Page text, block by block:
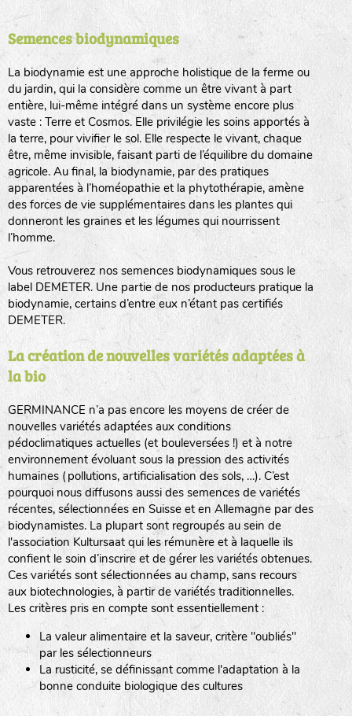
Semences biodynamiques
La biodynamie est une approche holistique de la ferme ou
du jardin, qui la considère comme un être vivant à part
entière, lui-même intégré dans un système encore plus
vaste : Terre et Cosmos. Elle privilégie les soins apportés à
la terre, pour vivifier le sol. Elle respecte le vivant, chaque
être, même invisible, faisant parti de l’équilibre du domaine
agricole. Au final, la biodynamie, par des pratiques
apparentées à l’homéopathie et la phytothérapie, amène
des forces de vie supplémentaires dans les plantes qui
donneront les graines et les légumes qui nourrissent
l’homme.
Vous retrouverez nos semences biodynamiques sous le
label DEMETER. Une partie de nos producteurs pratique la
biodynamie, certains d’entre eux n’étant pas certifiés
DEMETER.
La création de nouvelles variétés adaptées à
la bio
GERMINANCE n’a pas encore les moyens de créer de
nouvelles variétés adaptées aux conditions
pédoclimatiques actuelles (et bouleversées !) et à notre
environnement évoluant sous la pression des activités
humaines (pollutions, artificialisation des sols, …). C’est
pourquoi nous diffusons aussi des semences de variétés
récentes, sélectionnées en Suisse et en Allemagne par des
biodynamistes. La plupart sont regroupés au sein de
l'association Kultursaat qui les rémunère et à laquelle ils
confient le soin d’inscrire et de gérer les variétés obtenues.
Ces variétés sont sélectionnées au champ, sans recours
aux biotechnologies, à partir de variétés traditionnelles.
Les critères pris en compte sont essentiellement :
La valeur alimentaire et la saveur, critère "oubliés"
par les sélectionneurs
La rusticité, se définissant comme l'adaptation à la
bonne conduite biologique des cultures
BINGENHEIMER SAATGUT (BGH)
www.bingenheimersaatgut.de
DE BOLSTER (DBO)
www.bolster.nl
GRAINE DEL PAÏS (GDP)
www.grainesdelpais.com
JARDIN EN’VIE (JEV)
LA BOITE A GRAINES (LBAG)
LA RÉFÉRENCE :F BEL20BPA1A (en haut à gauche)
F : Fleurs.
Les autres catégories étant :
: Engrais vert
L: Légumes
A: Aromatiques
BEL : Code de la variété
(Ici Belle de nuit)
20 : Année de récolte(ici 2020)
BPA : Initiales du producteur ou du fournisseur de la
semence.
1 : Numéro d’ordre du lot
A : Sans calibre.
G: Gros
M: Moyen calibre
P: Petit calibre
animaux sauvages
biodiversité cultivée
Légumes feuilles
Légumes racines
Plantes aromatiques